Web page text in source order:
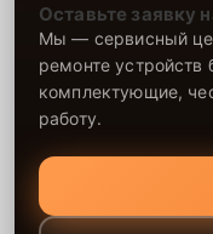
Оставьте заявку
Мы — сервисный
ремонте устройств
комплектующие,
работу.